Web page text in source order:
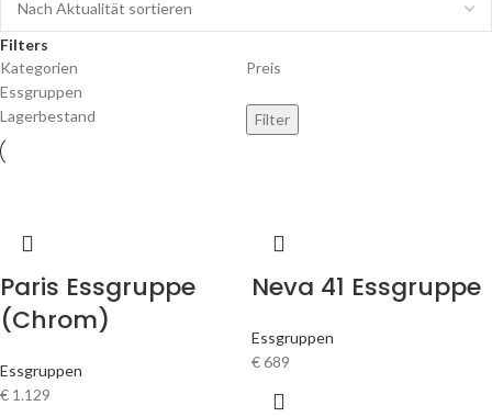
Filters
Kategorien
Essgruppen
Preis
Lagerbestand Filter
Paris Essgruppe
(Chrom)
Essgruppen
€ 1.129
Neva 41 Essgruppe
Essgruppen
€689